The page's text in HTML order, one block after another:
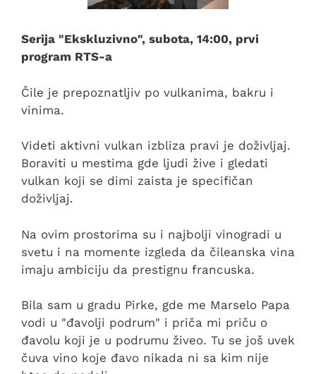
Serija "Ekskluzivno", subota, 14:00, prvi
program RTS-a
Čile je prepoznatljiv po vulkanima, bakru i
vinima.
Videti aktivni vulkan izbliza pravi je doživljaj.
Boraviti u mestima gde ljudi žive i gledati
vulkan koji se dimi zaista je specifičan
doživljaj.
Na ovim prostorima su i najbolji vinogradi u
svetu i na momente izgleda da čileanska vina
imaju ambiciju da prestignu francuska.
Bila sam u gradu Pirke, gde me Marselo Papa
vodi u "đavolji podrum" i priča mi priču o
đavolu koji je u podrumu živeo. Tu se još uvek
čuva vino koje đavo nikada ni sa kim nije